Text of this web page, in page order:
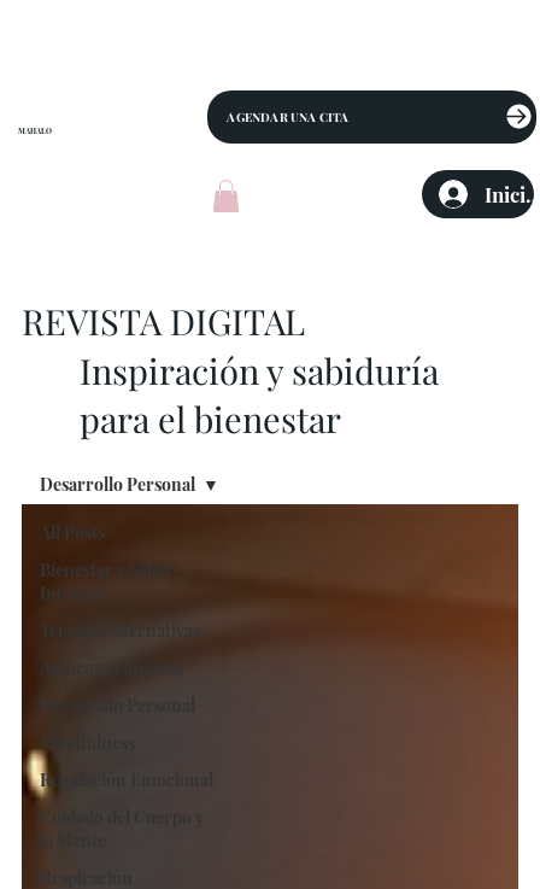
MAHALO
AGENDAR UNA CITA
REVISTA DIGITAL
Inspiración y sabiduría
para el bienestar
All Posts
Bienestar y Salud
Integral
Terapias Alternativas
Autoconocimiento
Mindfulness
Regulación Emocional
Desarrollo Personal